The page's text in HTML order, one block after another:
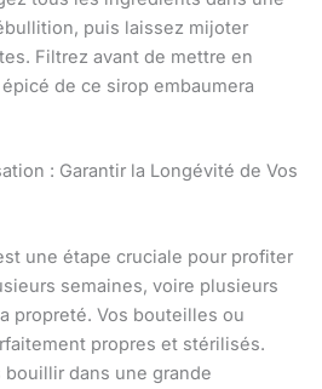
puis laissez mijoter
Filtrez avant de mettre en
de ce sirop embaumera
: Garantir la Longévité de Vos
une étape cruciale pour profiter
semaines, voire plusieurs
propreté. Vos bouteilles ou
propres et stérilisés.
dans une grande